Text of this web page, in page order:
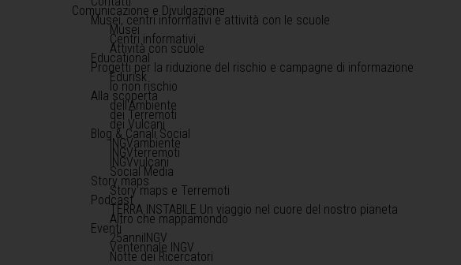
Comunicazione e Divulgazione
Musei, centri informativi e attività con le scuole
Musei
Centri informativi
Attività con scuole
Educational
Progetti per la riduzione del rischio e campagne di informazione
Edurisk
Io non rischio
Alla scoperta
dell'Ambiente
dei Terremoti
dei Vulcani
Blog & Canali Social
INGVambiente
INGVterremoti
INGVvulcani
Social Media
Story maps
Story maps e Terremoti
Podcast
TERRA INSTABILE Un viaggio nel cuore del nostro pianeta
Altro che mappamondo
Eventi
25anniINGV
Ventennale INGV
Notte dei Ricercatori